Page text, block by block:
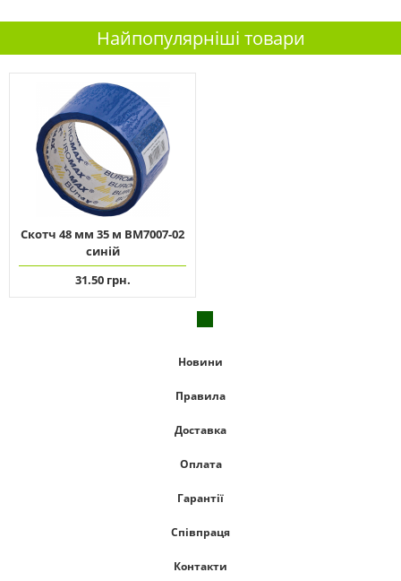
Найпопулярніші товари
Скотч 48 мм 35 м ВМ7007-02
синій
31.50 грн.
Новини
Правила
Доставка
Оплата
Гарантії
Співпраця
Контакти